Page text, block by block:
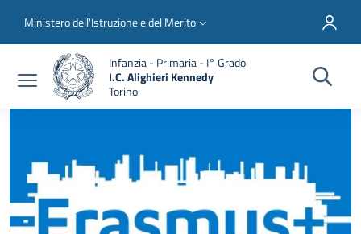
Slim top
Ministero dell'Istruzione e del Merito
Infanzia - Primaria - I° Grado
I.C. Alighieri Kennedy
Torino